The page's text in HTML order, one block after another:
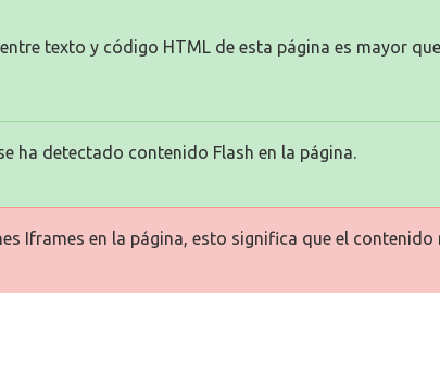
texto y código HTML de esta página es mayor
ha detectado contenido Flash en la página.
Iframes en la página, esto significa que el contenido